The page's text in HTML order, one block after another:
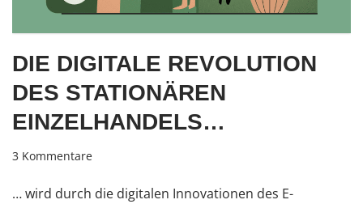
DIE DIGITALE REVOLUTION
DES STATIONÄREN
EINZELHANDELS…
3 Kommentare
… wird durch die digitalen Innovationen des E-